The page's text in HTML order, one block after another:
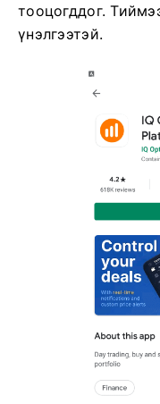
тооцогддог.
үнэлгээтэй.